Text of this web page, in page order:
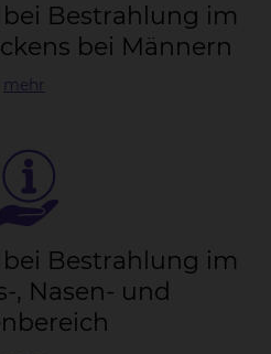
Be­strah­lung im
bei Män­nern
mehr
Be­strah­lung im
, Na­sen- und